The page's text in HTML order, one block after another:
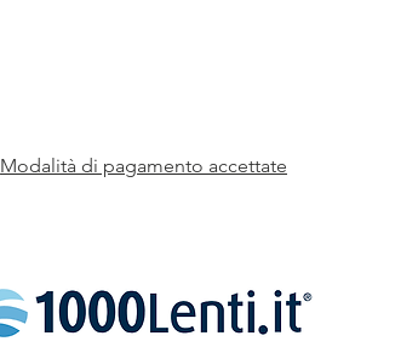
Modalità di pagamento accettate